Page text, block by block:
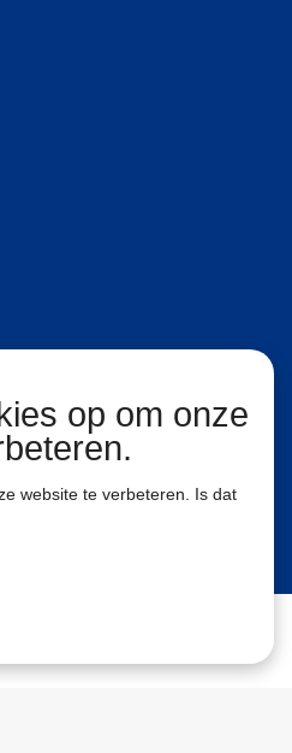
Alle rechten voorbehouden. 2026
op om onze
website te verbeteren. Is dat